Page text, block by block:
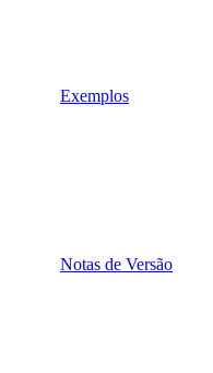
Exemplos
Notas de Versão